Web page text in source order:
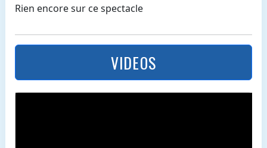
Rien encore sur ce spectacle
VIDEOS